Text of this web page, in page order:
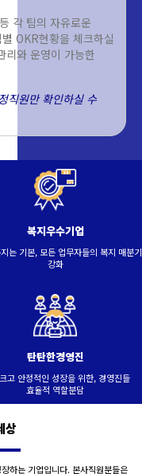
각 팀의 자유로운
OKR현황을 체크하실
리와 운영이 가능한
직원만 확인하실 수
복지우수기업
는 기본, 모든 업무자들의 복지 매분기
강화
탄탄한경영진
고 안정적인 성장을 위한, 경영진들
효율적 역할분담
상
하는 기업입니다. 본사직원분들은